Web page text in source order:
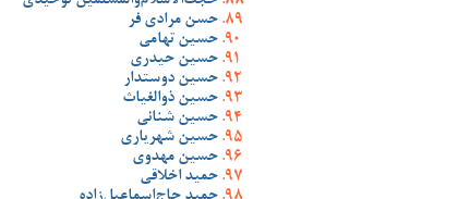
حسن مرادی فر
حسین تهامی
حسین حیدری
حسین دوستدار
حسین ذوالغیاث
حسین شنانی
حسین شهریاری
حسین مهدوی
حمید اخلاقی